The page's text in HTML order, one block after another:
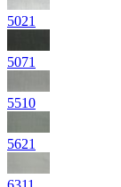
5021
5071
5510
5621